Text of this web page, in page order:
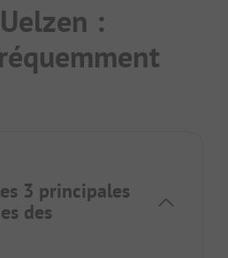
:
3 principales
des